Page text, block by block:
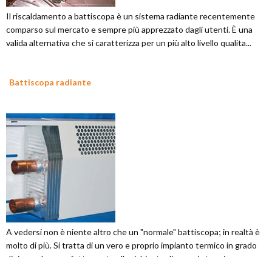
Il riscaldamento a battiscopa è un sistema radiante recentemente
comparso sul mercato e sempre più apprezzato dagli utenti. È una
valida alternativa che si caratterizza per un più alto livello qualita...
Battiscopa radiante
A vedersi non è niente altro che un "normale" battiscopa; in realtà è
molto di più. Si tratta di un vero e proprio impianto termico in grado